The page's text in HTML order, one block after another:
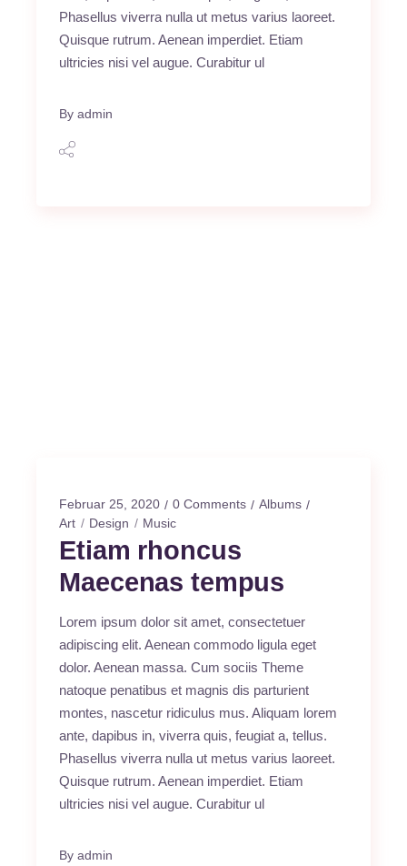
Phasellus viverra nulla ut metus varius laoreet.
Quisque rutrum. Aenean imperdiet. Etiam
ultricies nisi vel augue. Curabitur ul
By admin
Februar 25, 2020 0 Comments
Albums
Art
Design Music
Etiam rhoncus
Maecenas tempus
Lorem ipsum dolor sit amet, consectetuer
adipiscing elit. Aenean commodo ligula eget
dolor. Aenean massa. Cum sociis Theme
natoque penatibus et magnis dis parturient
montes, nascetur ridiculus mus. Aliquam lorem
ante, dapibus in, viverra quis, feugiat a, tellus.
Phasellus viverra nulla ut metus varius laoreet.
Quisque rutrum. Aenean imperdiet. Etiam
ultricies nisi vel augue. Curabitur ul
By admin